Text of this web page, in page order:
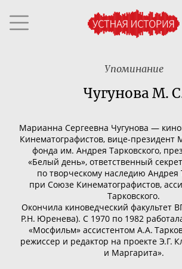
Упоминание
Чугунова М.
Марианна Сергеевна Чугунова —
Кинематографистов, вице-президент
фонда им. Андрея Тарковского,
«Белый день», ответственный
по творческому наследию Андрея
при Союзе Кинематографистов,
Тарковского.
Окончила киноведческий факультет
Р.Н. Юренева). С 1970 по 1982
«Мосфильм» ассистентом А.А.
режиссер и редактор на проекте Э.Г.
и Маргарита».